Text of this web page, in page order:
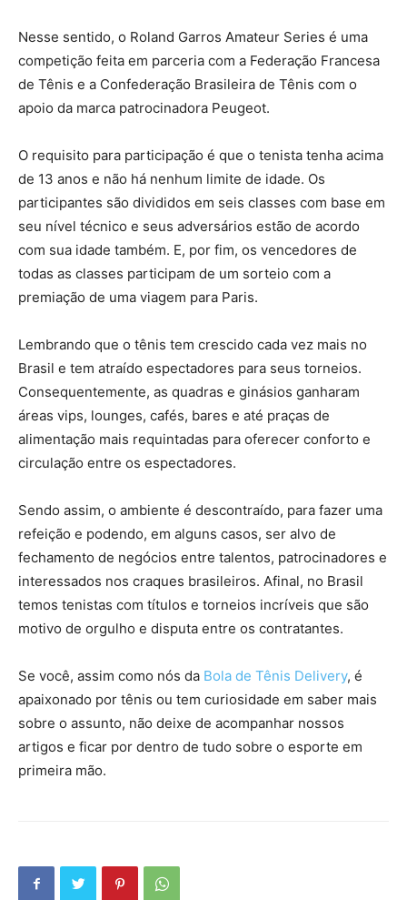
Nesse sentido, o Roland Garros Amateur Series é uma
competição feita em parceria com a Federação Francesa
de Tênis e a Confederação Brasileira de Tênis com o
apoio da marca patrocinadora Peugeot.
O requisito para participação é que o tenista tenha acima
de 13 anos e não há nenhum limite de idade. Os
participantes são divididos em seis classes com base em
seu nível técnico e seus adversários estão de acordo
com sua idade também. E, por fim, os vencedores de
todas as classes participam de um sorteio com a
premiação de uma viagem para Paris.
Lembrando que o tênis tem crescido cada vez mais no
Brasil e tem atraído espectadores para seus torneios.
Consequentemente, as quadras e ginásios ganharam
áreas vips, lounges, cafés, bares e até praças de
alimentação mais requintadas para oferecer conforto e
circulação entre os espectadores.
Sendo assim, o ambiente é descontraído, para fazer uma
refeição e podendo, em alguns casos, ser alvo de
fechamento de negócios entre talentos, patrocinadores e
interessados nos craques brasileiros. Afinal, no Brasil
temos tenistas com títulos e torneios incríveis que são
motivo de orgulho e disputa entre os contratantes.
Se você, assim como nós da Bola de Tênis Delivery, é
apaixonado por tênis ou tem curiosidade em saber mais
sobre o assunto, não deixe de acompanhar nossos
artigos e ficar por dentro de tudo sobre o esporte em
primeira mão.